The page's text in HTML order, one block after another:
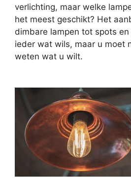
verlichting, maar welke
het meest geschikt? Het
dimbare lampen tot spots en
ieder wat wils, maar u moet
weten wat u wilt.